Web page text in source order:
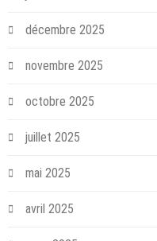
décembre 2025
novembre 2025
octobre 2025
juillet 2025
mai 2025
avril 2025